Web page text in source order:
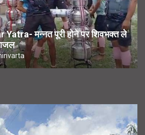
मन्नत पूरी होने पर शिवभक्त ले